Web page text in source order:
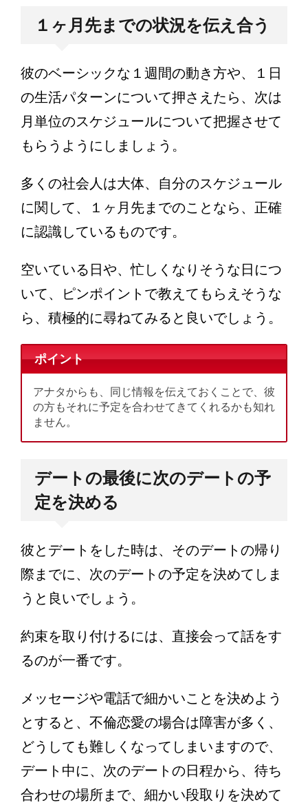
１ヶ月先までの状況を伝え合う
彼のベーシックな１週間の動き方や、１日
の生活パターンについて押さえたら、次は
月単位のスケジュールについて把握させて
もらうようにしましょう。
多くの社会人は大体、自分のスケジュール
に関して、１ヶ月先までのことなら、正確
に認識しているものです。
空いている日や、忙しくなりそうな日につ
いて、ピンポイントで教えてもらえそうな
ら、積極的に尋ねてみると良いでしょう。
ポイント
アナタからも、同じ情報を伝えておくことで、彼
の方もそれに予定を合わせてきてくれるかも知れ
ません。
デートの最後に次のデートの予
定を決める
彼とデートをした時は、そのデートの帰り
際までに、次のデートの予定を決めてしま
うと良いでしょう。
約束を取り付けるには、直接会って話をす
るのが一番です。
メッセージや電話で細かいことを決めよう
とすると、不倫恋愛の場合は障害が多く、
どうしても難しくなってしまいますので、
デート中に、次のデートの日程から、待ち
合わせの場所まで、細かい段取りを決めて